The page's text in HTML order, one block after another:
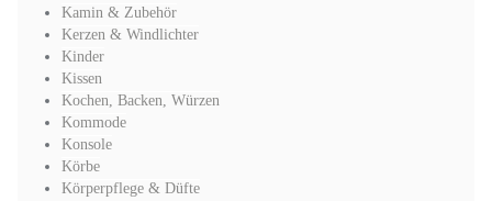
Kamin & Zubehör
Kerzen & Windlichter
Kinder
Kissen
Kochen, Backen, Würzen
Kommode
Konsole
Körbe
Körperpflege & Düfte